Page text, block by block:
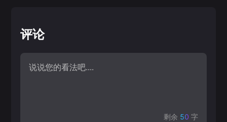
评论
剩余 50 字